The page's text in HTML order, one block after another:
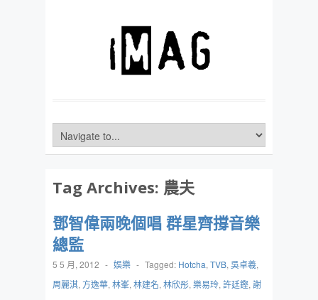
Tag Archives: 農夫
鄧智偉兩晚個唱 群星齊撐音樂
總監
5 5 月, 2012 - 娛樂 - Tagged: Hotcha, TVB, 吳卓羲,
周麗淇, 方逸華, 林峯, 林建名, 林欣彤, 樂易玲, 許廷鏗, 謝